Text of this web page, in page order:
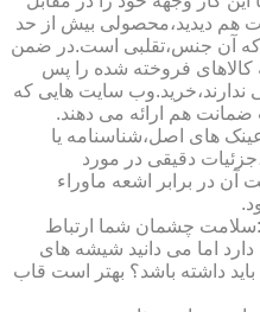
هم دیدید،محصولی بیش از حد
که آن جنس،تقلبی است.در ضمن
کالاهای فروخته شده را پس
سایت هایی که
هم ارائه می دهند.
های اصل،شناسنامه یا
دقیقی در مورد
آن در برابر اشعه ماوراء
چشمان شما ارتباط
اما می دانید شیشه های
داشته باشد؟ بهتر است قاب